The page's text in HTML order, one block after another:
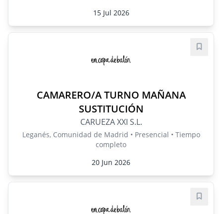
15 Jul 2026
CAMARERO/A TURNO MAÑANA
SUSTITUCIÓN
CARUEZA XXI S.L.
Leganés, Comunidad de Madrid • Presencial • Tiempo
completo
20 Jun 2026